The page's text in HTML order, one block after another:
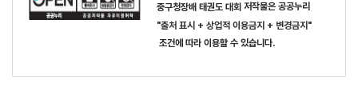
중구청장배 태권도 대회 저작물은 공공누리
"출처 표시 + 상업적 이용금지 + 변경금지"
조건에 따라 이용할 수 있습니다.